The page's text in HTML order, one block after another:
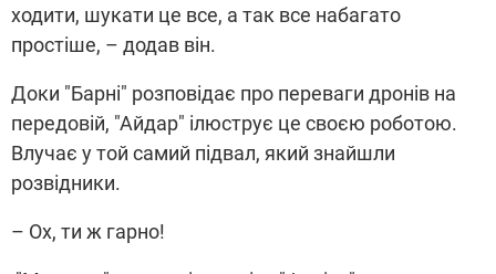
ходити, шукати це все, а так все набагато
простіше, – додав він.
Доки "Барні" розповідає про переваги дронів на
передовій, "Айдар" ілюструє це своєю роботою.
Влучає у той самий підвал, який знайшли
розвідники.
– Ох, ти ж гарно!